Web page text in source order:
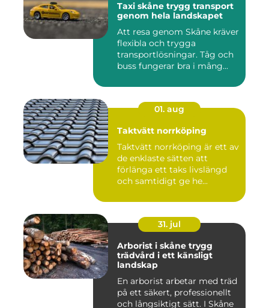
Taxi skåne trygg transport
genom hela landskapet
Att resa genom Skåne kräver
flexibla och trygga
transportlösningar. Tåg och
buss fungerar bra i mång...
01. aug
Taktvätt norrköping
Taktvätt norrköping är ett av
de enklaste sätten att
förlänga ett taks livslängd
och samtidigt ge he...
31. jul
Arborist i skåne trygg
trädvård i ett känsligt
landskap
En arborist arbetar med träd
på ett säkert, professionellt
och långsiktigt sätt. I Skåne